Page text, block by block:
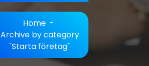
Home -
Archive by category
"Starta företag"